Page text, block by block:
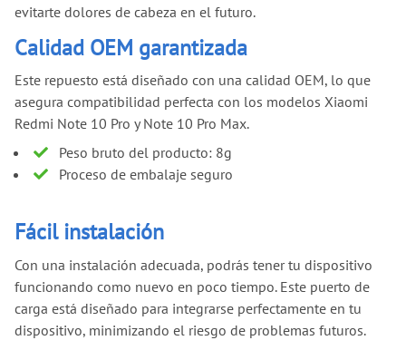
evitarte dolores de cabeza en el futuro.
Calidad OEM garantizada
Este repuesto está diseñado con una calidad OEM, lo que
asegura compatibilidad perfecta con los modelos Xiaomi
Redmi Note 10 Pro y Note 10 Pro Max.
Peso bruto del producto: 8g
Proceso de embalaje seguro
Fácil instalación
Con una instalación adecuada, podrás tener tu dispositivo
funcionando como nuevo en poco tiempo. Este puerto de
carga está diseñado para integrarse perfectamente en tu
dispositivo, minimizando el riesgo de problemas futuros.